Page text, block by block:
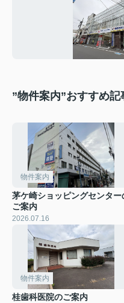
”物件案内”おすすめ記
物件案内
茅ケ崎ショッピングセンター
ご案内
2026.07.16
物件案内
桂歯科医院のご案内